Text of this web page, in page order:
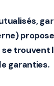
trouvent
garanties.